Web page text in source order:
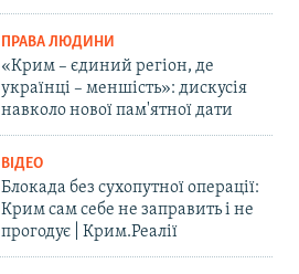
ПРАВА ЛЮДИНИ
«Крим – єдиний регіон, де
українці – меншість»: дискусія
навколо нової пам'ятної дати
ВІДЕО
Блокада без сухопутної операції:
Крим сам себе не заправить і не
прогодує | Крим.Реалії